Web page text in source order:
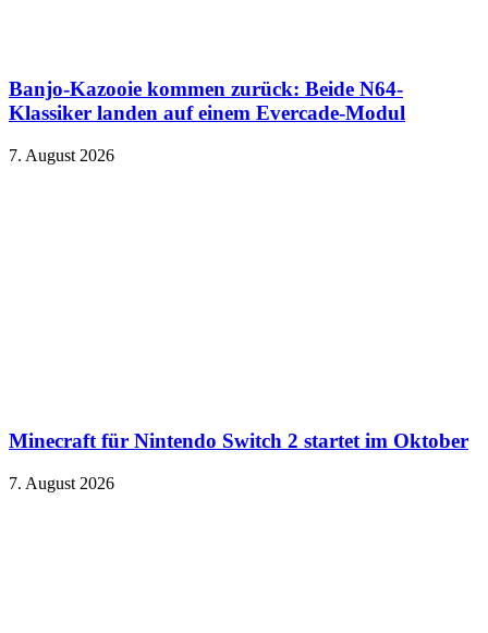
Banjo-Kazooie kommen zurück: Beide N64-
Klassiker landen auf einem Evercade-Modul
7. August 2026
Minecraft für Nintendo Switch 2 startet im Oktober
7. August 2026